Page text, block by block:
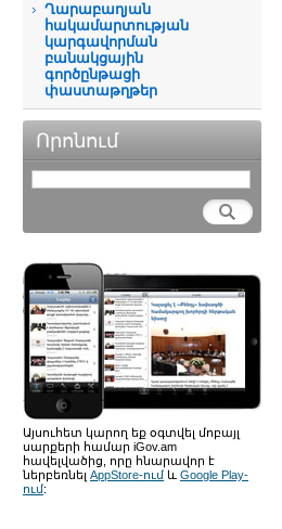
Ղարաբաղյան
հակամարտության
կարգավորման
բանակցային
գործընթացի
փաստաթղթեր
Որոնում
Այսուհետ կարող եք օգտվել մոբայլ
սարքերի համար iGov.am
հավելվածից, որը հնարավոր է
ներբեռնել AppStore-ում և Google Play-
ում: